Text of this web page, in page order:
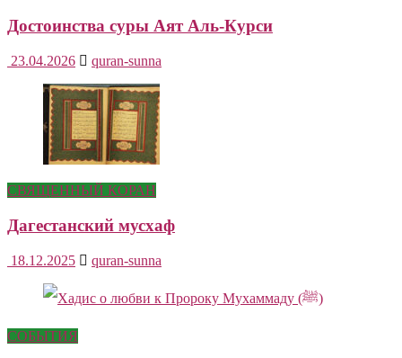
Достоинства суры Аят Аль-Курси
23.04.2026 quran-sunna
СВЯЩЕННЫЙ КОРАН
Дагестанский мусхаф
18.12.2025 quran-sunna
СОБЫТИЯ